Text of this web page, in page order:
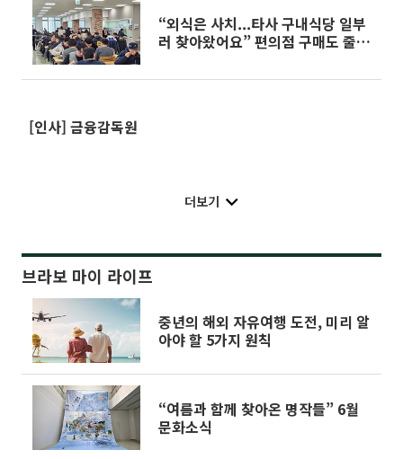
“외식은 사치...타사 구내식당 일부
러 찾아왔어요” 편의점 구매도 줄이
[인사] 금융감독원
더보기
브라보 마이 라이프
중년의 해외 자유여행 도전, 미리 알
아야 할 5가지 원칙
“여름과 함께 찾아온 명작들” 6월
문화소식